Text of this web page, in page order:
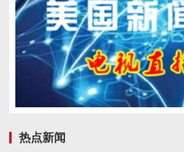
热点新闻